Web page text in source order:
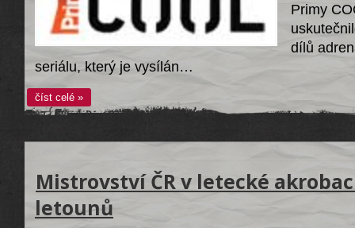
Primy
dílů
seriálu, který je vysílán…
číst celé »
Mistrovství ČR v letecké
letounů